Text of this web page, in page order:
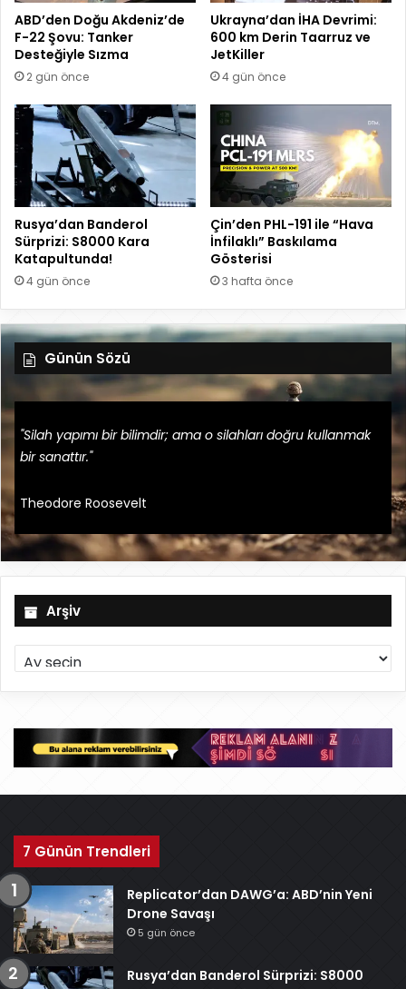
ABD’den Doğu Akdeniz’de
F-22 Şovu: Tanker
Desteğiyle Sızma
2 gün önce
Ukrayna’dan İHA Devrimi:
600 km Derin Taarruz ve
JetKiller
4 gün önce
Rusya’dan Banderol
Sürprizi: S8000 Kara
Katapultunda!
4 gün önce
Çin’den PHL-191 ile “Hava
İnfilaklı” Baskılama
Gösterisi
3 hafta önce
Günün Sözü
"Silah yapımı bir bilimdir; ama o silahları doğru kullanmak
bir sanattır."
Theodore Roosevelt
Arşiv
r
ş
v
7 Günün Trendleri
Replicator’dan DAWG’a: ABD’nin Yeni
Drone Savaşı
5 gün önce
Rusya’dan Banderol Sürprizi: S8000